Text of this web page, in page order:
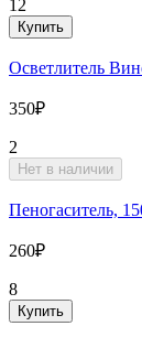
12
Купить
Осветлитель
350₽
2
Нет в наличии
Пеногаситель,
260₽
8
Купить